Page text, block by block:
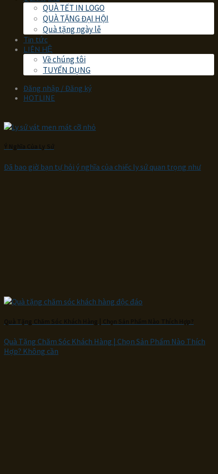
QUÀ TẾT IN LOGO
QUÀ TẶNG ĐẠI HỘI
Quà tặng ngày lễ
Tin tức
LIÊN HỆ
Về chúng tôi
TUYỂN DỤNG
Đăng nhập / Đăng ký
HOTLINE
Đã bao giờ bạn tự hỏi ý nghĩa của chiếc ly sứ quan trọng như
Quà Tặng Chăm Sóc Khách Hàng | Chọn Sản Phẩm Nào Thích
Hợp? Không cần